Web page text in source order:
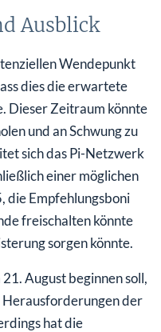
Ausblick
Wendepunkt
dies die erwartete
Dieser Zeitraum könnte
und an Schwung zu
sich das Pi-Netzwerk
einer möglichen
die Empfehlungsboni
freischalten könnte
sorgen könnte.
August beginnen soll,
der
hat die